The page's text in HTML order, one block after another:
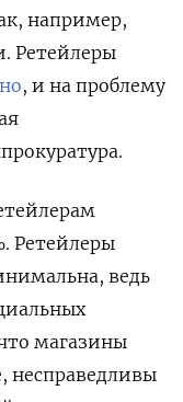
например,
Ретейлеры
, и на проблему
Ретейлеры
ведь
магазины
несправедливы